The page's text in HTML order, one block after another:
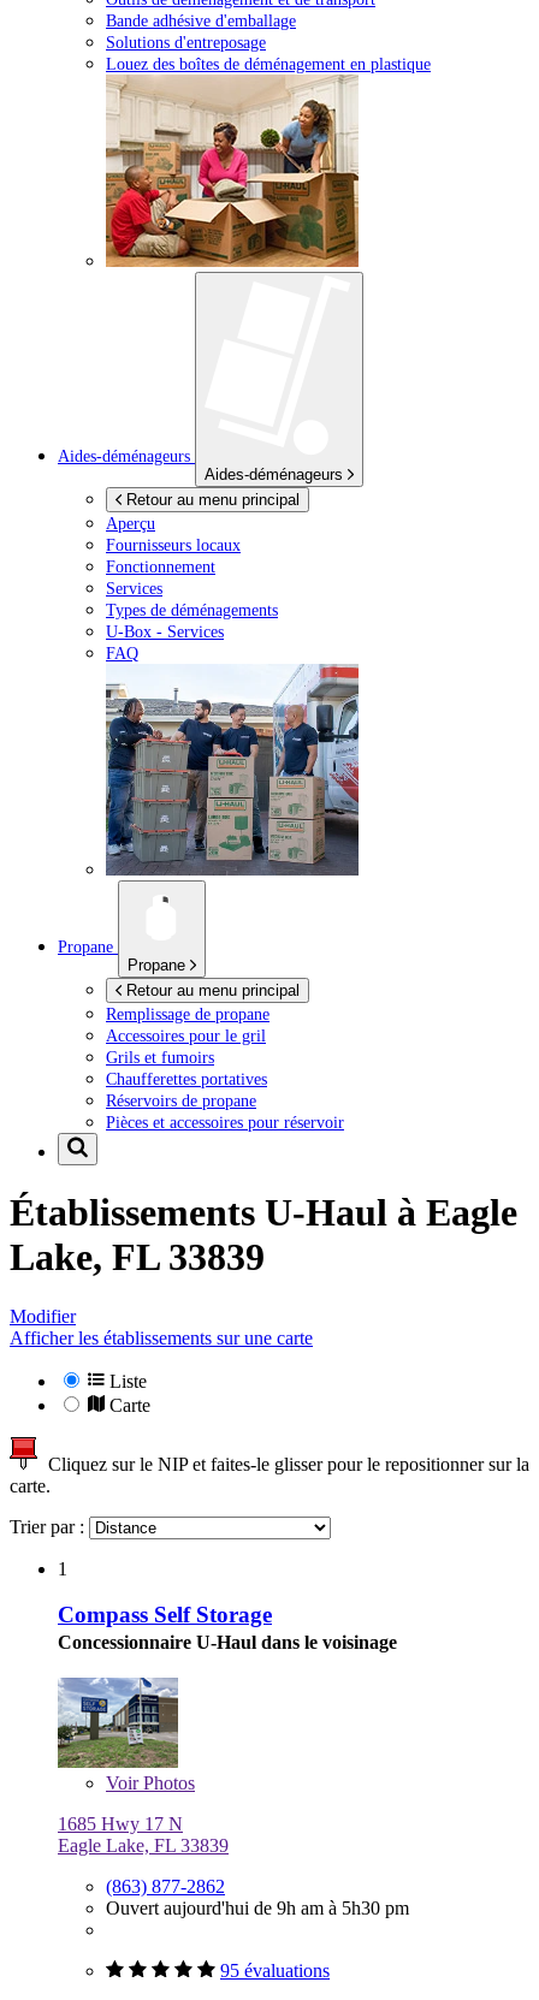
Bande adhésive d'emballage
Solutions d'entreposage
Louez des boîtes de déménagement en plastique
Aides-déménageurs
Aides-déménageurs
Retour au menu principal
Aperçu
Fournisseurs locaux
Fonctionnement
Services
Types de déménagements
U-Box - Services
FAQ
Propane
Propane
Retour au menu principal
Remplissage de propane
Accessoires pour le gril
Grils et fumoirs
Chaufferettes portatives
Réservoirs de propane
Pièces et accessoires pour réservoir
Établissements U-Haul à Eagle
Lake, FL 33839
Modifier
Afficher les établissements sur une carte
Liste
Carte
Cliquez sur le NIP et faites-le glisser pour le repositionner sur la
carte.
Trier par :
1
Compass Self Storage
Concessionnaire U-Haul dans le voisinage
VoirPhotos
1685 Hwy 17 N
Eagle Lake, FL 33839
(863) 877-2862
Ouvert aujourd'hui de 9h am à 5h30 pm
95 évaluations